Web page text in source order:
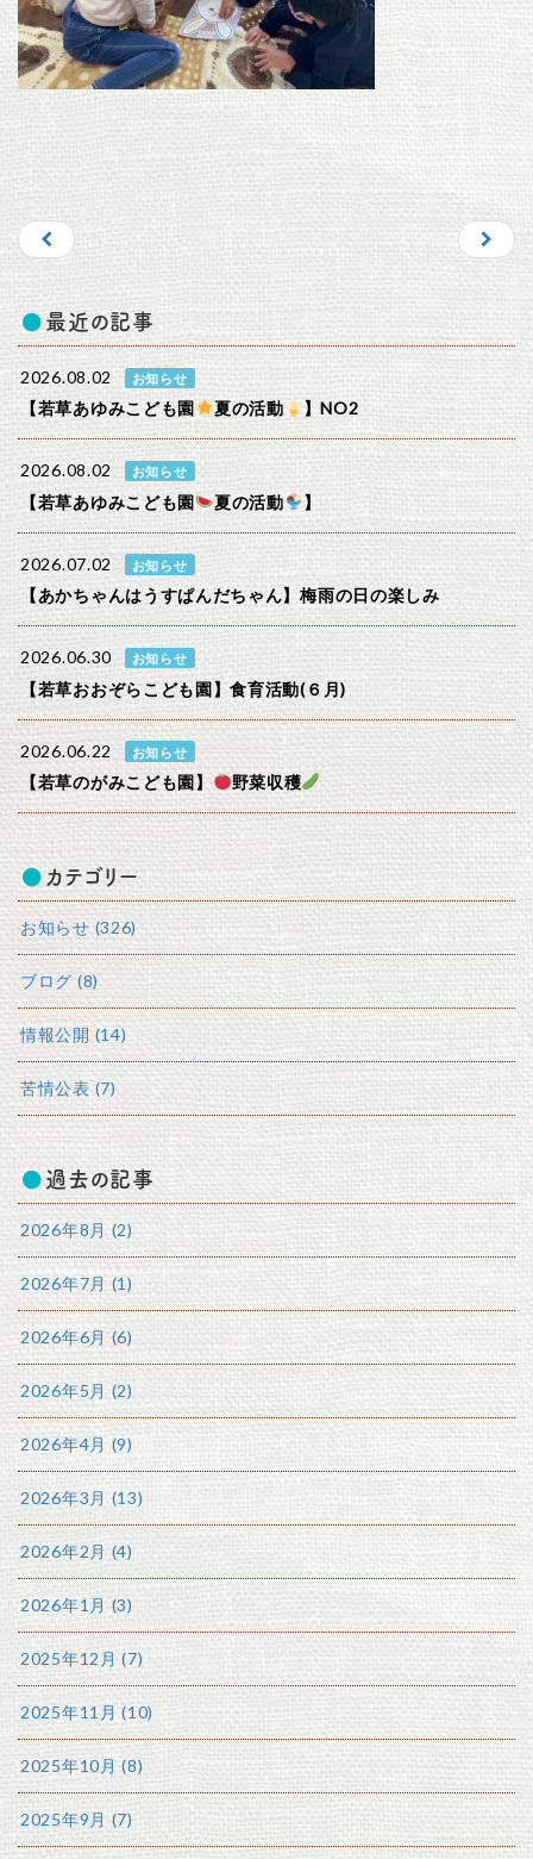
最近の記事
2026.08.02 お知らせ
【若草あゆみこども園 夏の活動 】NO2
2026.08.02 お知らせ
【若草あゆみこども園 夏の活動 】
2026.07.02 お知らせ
【あかちゃんはうすぱんだちゃん】梅雨の日の楽しみ
2026.06.30 お知らせ
【若草おおぞらこども園】食育活動(６月)
2026.06.22 お知らせ
【若草のがみこども園】 野菜収穫
カテゴリー
お知らせ (326)
ブログ (8)
情報公開 (14)
苦情公表 (7)
過去の記事
2026年8月 (2)
2026年7月 (1)
2026年6月 (6)
2026年5月 (2)
2026年4月 (9)
2026年3月 (13)
2026年2月 (4)
2026年1月 (3)
2025年12月 (7)
2025年11月 (10)
2025年10月 (8)
2025年9月 (7)